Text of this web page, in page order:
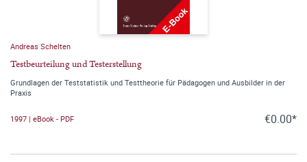
Andreas Schelten
Testbeurteilung und Testerstellung
Grundlagen der Teststatistik und Testtheorie für Pädagogen und Ausbilder in der
Praxis
1997 | eBook - PDF €0.00*